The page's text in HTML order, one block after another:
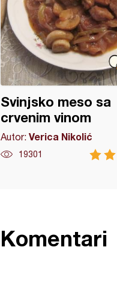
Svinjsko meso sa
crvenim vinom
Autor: Verica Nikolić
19301
Komentari